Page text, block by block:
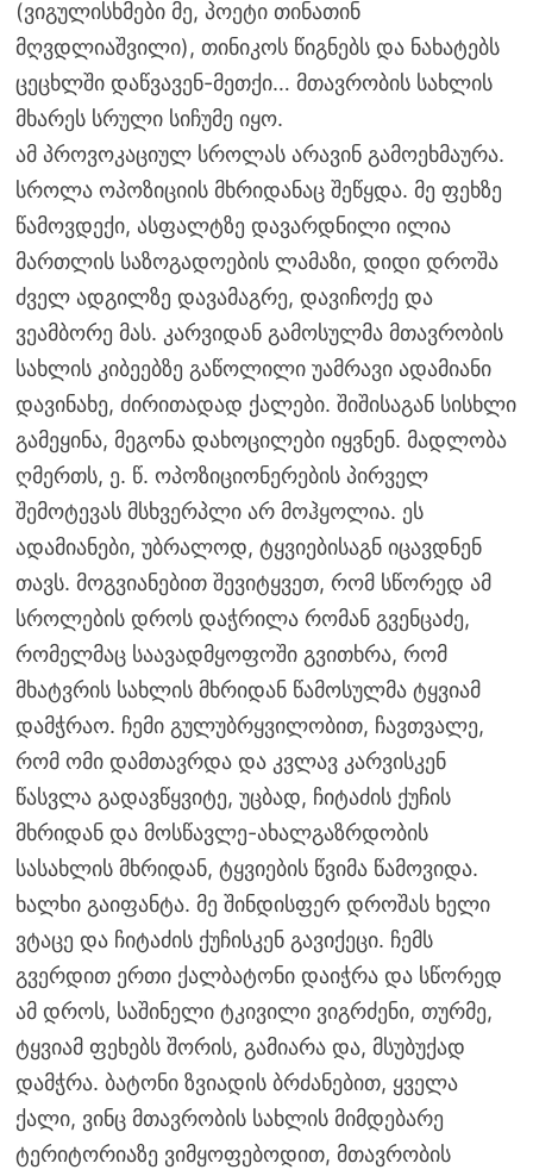
(ვიგულისხმები მე, პოეტი თინათინ
მღვდლიაშვილი), თინიკოს წიგნებს და ნახატებს
ცეცხლში დაწვავენ-მეთქი… მთავრობის სახლის
მხარეს სრული სიჩუმე იყო.
ამ პროვოკაციულ სროლას არავინ გამოეხმაურა.
სროლა ოპოზიციის მხრიდანაც შეწყდა. მე ფეხზე
წამოვდექი, ასფალტზე დავარდნილი ილია
მართლის საზოგადოების ლამაზი, დიდი დროშა
ძველ ადგილზე დავამაგრე, დავიჩოქე და
ვეამბორე მას. კარვიდან გამოსულმა მთავრობის
სახლის კიბეებზე გაწოლილი უამრავი ადამიანი
დავინახე, ძირითადად ქალები. შიშისაგან სისხლი
გამეყინა, მეგონა დახოცილები იყვნენ. მადლობა
ღმერთს, ე. წ. ოპოზიციონერების პირველ
შემოტევას მსხვერპლი არ მოჰყოლია. ეს
ადამიანები, უბრალოდ, ტყვიებისაგნ იცავდნენ
თავს. მოგვიანებით შევიტყვეთ, რომ სწორედ ამ
სროლების დროს დაჭრილა რომან გვენცაძე,
რომელმაც საავადმყოფოში გვითხრა, რომ
მხატვრის სახლის მხრიდან წამოსულმა ტყვიამ
დამჭრაო. ჩემი გულუბრყვილობით, ჩავთვალე,
რომ ომი დამთავრდა და კვლავ კარვისკენ
წასვლა გადავწყვიტე, უცბად, ჩიტაძის ქუჩის
მხრიდან და მოსწავლე-ახალგაზრდობის
სასახლის მხრიდან, ტყვიების წვიმა წამოვიდა.
ხალხი გაიფანტა. მე შინდისფერ დროშას ხელი
ვტაცე და ჩიტაძის ქუჩისკენ გავიქეცი. ჩემს
გვერდით ერთი ქალბატონი დაიჭრა და სწორედ
ამ დროს, საშინელი ტკივილი ვიგრძენი, თურმე,
ტყვიამ ფეხებს შორის, გამიარა და, მსუბუქად
დამჭრა. ბატონი ზვიადის ბრძანებით, ყველა
ქალი, ვინც მთავრობის სახლის მიმდებარე
ტერიტორიაზე ვიმყოფებოდით, მთავრობის